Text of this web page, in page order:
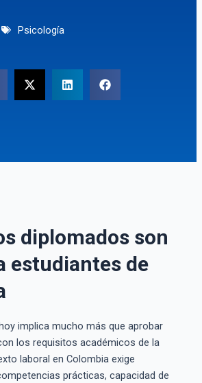
Psicología
diplomados son
estudiantes de
implica mucho más que aprobar
los requisitos académicos de la
laboral en Colombia exige
prácticas, capacidad de